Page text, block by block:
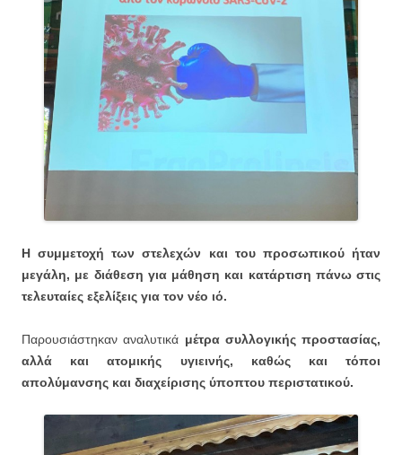
Η συμμετοχή των στελεχών και του προσωπικού ήταν
μεγάλη, με διάθεση για μάθηση και κατάρτιση πάνω στις
τελευταίες εξελίξεις για τον νέο ιό.
Παρουσιάστηκαν αναλυτικά μέτρα συλλογικής προστασίας,
αλλά και ατομικής υγιεινής, καθώς και τόποι
απολύμανσης και διαχείρισης ύποπτου περιστατικού.